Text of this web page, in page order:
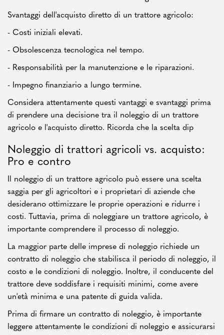
Svantaggi dell'acquisto diretto di un trattore agricolo:
- Costi iniziali elevati.
- Obsolescenza tecnologica nel tempo.
- Responsabilità per la manutenzione e le riparazioni.
- Impegno finanziario a lungo termine.
Considera attentamente questi vantaggi e svantaggi prima
di prendere una decisione tra il noleggio di un trattore
agricolo e l'acquisto diretto. Ricorda che la scelta dip
Noleggio di trattori agricoli vs. acquisto:
Pro e contro
Il noleggio di un trattore agricolo può essere una scelta
saggia per gli agricoltori e i proprietari di aziende che
desiderano ottimizzare le proprie operazioni e ridurre i
costi. Tuttavia, prima di noleggiare un trattore agricolo, è
importante comprendere il processo di noleggio.
La maggior parte delle imprese di noleggio richiede un
contratto di noleggio che stabilisca il periodo di noleggio, il
costo e le condizioni di noleggio. Inoltre, il conducente del
trattore deve soddisfare i requisiti minimi, come avere
un'età minima e una patente di guida valida.
Prima di firmare un contratto di noleggio, è importante
leggere attentamente le condizioni di noleggio e assicurarsi